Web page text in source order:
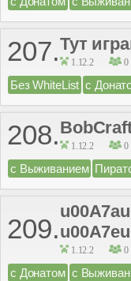
207.Тут
1.12.2 0
Без WhiteList с
208. 1.12.2 0
с Выживанием
209.
1.12.2 0
с Донатом с